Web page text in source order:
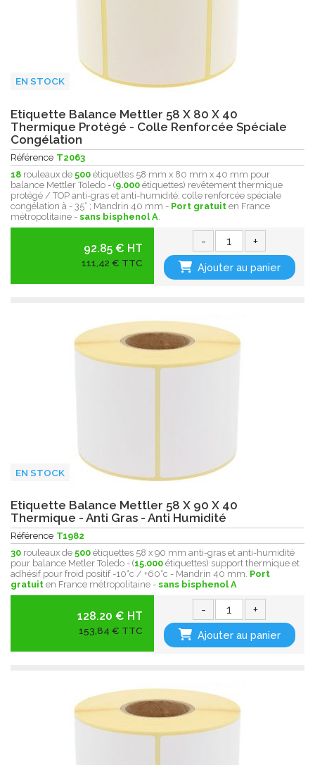
EN STOCK
Etiquette Balance Mettler 58 X 80 X 40
Thermique Protégé - Colle Renforcée Spéciale
Congélation
Référence T2063
18 rouleaux de 500 étiquettes 58 mm x 80 mm x 40 mm pour
balance Mettler Toledo - (9.000 étiquettes) revêtement thermique
protégé / TOP anti-gras et anti-humidité, colle renforcée spéciale
congélation à - 35° ; Mandrin 40 mm - Port gratuit en France
métropolitaine - sans bisphenol A
92.85 € HT
111,42 € TTC
- +
Ajouter au panier
EN STOCK
Etiquette Balance Mettler 58 X 90 X 40
Thermique - Anti Gras - Anti Humidité
Référence T1982
30 rouleaux de 500 étiquettes 58 x 90 mm anti-gras et anti-humidité
pour balance Metler Toledo - (15.000 étiquettes) support thermique et
adhésif pour froid positif -10°c / +60°c - Mandrin 40 mm. Port
gratuit en France métropolitaine - sans bisphenol A
128.20 € HT
153,84 € TTC
- +
Ajouter au panier